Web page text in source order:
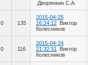
Дворянкин С.А.
0 135
2015-04-25
16:24:12 Виктор
Колесников
0 116
2015-04-24
21:32:31
Виктор
Колесников